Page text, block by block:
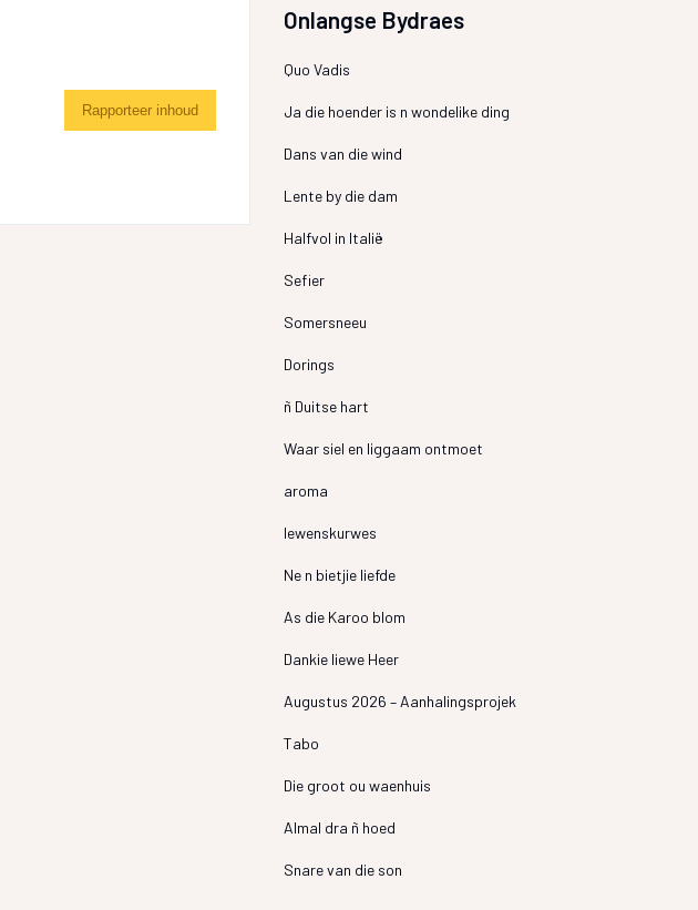
Rapporteer inhoud
Onlangse Bydraes
Quo Vadis
Ja die hoender is n wondelike ding
Dans van die wind
Lente by die dam
Halfvol in Italië
Sefier
Somersneeu
Dorings
ñ Duitse hart
Waar siel en liggaam ontmoet
aroma
lewenskurwes
Ne n bietjie liefde
As die Karoo blom
Dankie liewe Heer
Augustus 2026 – Aanhalingsprojek
Tabo
Die groot ou waenhuis
Almal dra ñ hoed
Snare van die son